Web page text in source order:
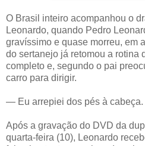
O Brasil inteiro acompanhou o
Leonardo, quando Pedro
gravíssimo e quase morreu, em
do sertanejo já retomou a rotina
completo e, segundo o pai
carro para dirigir.
— Eu arrepiei dos pés à cabeça.
Após a gravação do DVD da
quarta-feira (10), Leonardo